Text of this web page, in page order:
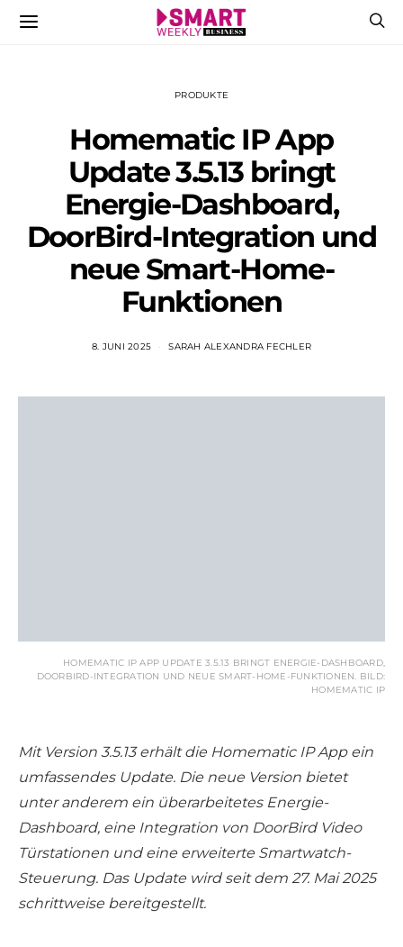
PRODUKTE
Homematic IP App
Update 3.5.13 bringt
Energie-Dashboard,
DoorBird-Integration und
neue Smart-Home-
Funktionen
8. JUNI 2025 SARAH ALEXANDRA FECHLER
HOMEMATIC IP APP UPDATE 3.5.13 BRINGT ENERGIE-DASHBOARD,
DOORBIRD-INTEGRATION UND NEUE SMART-HOME-FUNKTIONEN. BILD:
HOMEMATIC IP
Mit Version 3.5.13 erhält die Homematic IP App ein
umfassendes Update. Die neue Version bietet
unter anderem ein überarbeitetes Energie-
Dashboard, eine Integration von DoorBird Video
Türstationen und eine erweiterte Smartwatch-
Steuerung. Das Update wird seit dem 27. Mai 2025
schrittweise bereitgestellt.